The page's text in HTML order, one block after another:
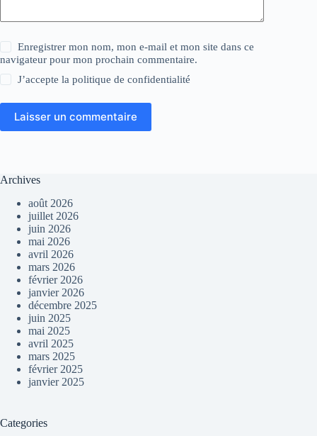
Enregistrer mon nom, mon e-mail et mon site dans ce
navigateur pour mon prochain commentaire.
J’accepte lapolitique de confidentialité
Laisser un commentaire
Archives
août 2026
juillet 2026
juin 2026
mai 2026
avril 2026
mars 2026
février 2026
janvier 2026
décembre 2025
juin 2025
mai 2025
avril 2025
mars 2025
février 2025
janvier 2025
Categories